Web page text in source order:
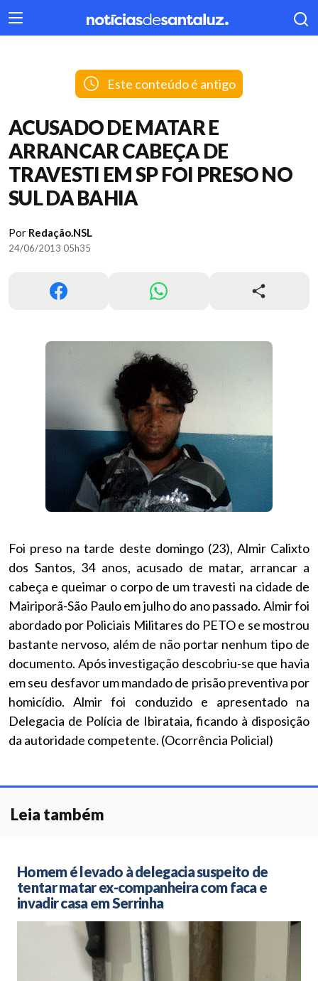
404
Este conteúdo é antigo
ACUSADO DE MATAR E
ARRANCAR CABEÇA DE
TRAVESTI EM SP FOI PRESO NO
SUL DA BAHIA
Por Redação.NSL
24/06/2013 05h35
Foi preso na tarde deste domingo (23), Almir Calixto
dos Santos, 34 anos, acusado de matar, arrancar a
cabeça e queimar o corpo de um travesti na cidade de
Mairiporã-São Paulo em julho do ano passado. Almir foi
abordado por Policiais Militares do PETO e se mostrou
bastante nervoso, além de não portar nenhum tipo de
documento. Após investigação descobriu-se que havia
em seu desfavor um mandado de prisão preventiva por
homicídio. Almir foi conduzido e apresentado na
Delegacia de Polícia de Ibirataia, ficando à disposição
da autoridade competente. (Ocorrência Policial)
Leia também
Homem é levado à delegacia suspeito de
tentar matar ex-companheira com faca e
invadir casa em Serrinha